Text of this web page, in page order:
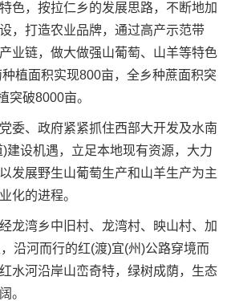
色，按拉仁乡的发展思路，不断地加
，打造农业品牌，通过高产示范带
业链，做大做强山葡萄、山羊等特色
植面积实现800亩，全乡种蔗面积突
突破8000亩。
、政府紧紧抓住西部大开发及水南
建设机遇，立足本地现有资源，大力
发展野生山葡萄生产和山羊生产为主
化的进程。
湾乡中旧村、龙湾村、映山村、加
沿河而行的红(渡)宜(州)公路穿境而
水河沿岸山峦奇特，绿树成荫，生态
。